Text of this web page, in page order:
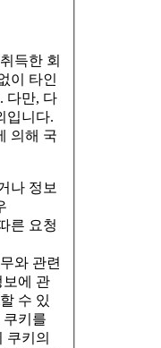
득한 회
이 타인
다만, 다
입니다.
의해 국
나 정보
른 요청
와 관련
보에 관
수 있
쿠키를
쿠키의